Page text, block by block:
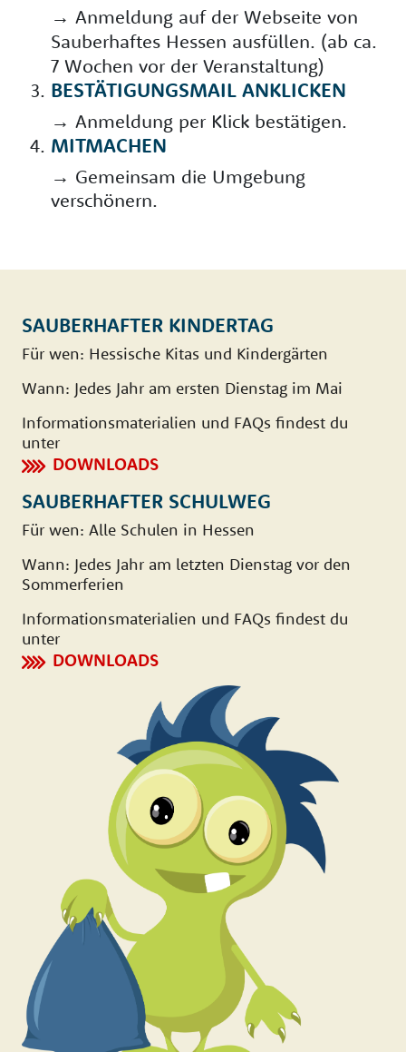
→ Anmeldung auf der Webseite von
Sauberhaftes Hessen ausfüllen. (ab ca.
7 Wochen vor der Veranstaltung)
BESTÄTIGUNGSMAIL ANKLICKEN
→ Anmeldung per Klick bestätigen.
MITMACHEN
→ Gemeinsam die Umgebung
verschönern.
SAUBERHAFTER KINDERTAG
Für wen: Hessische Kitas und Kindergärten
Wann: Jedes Jahr am ersten Dienstag im Mai
Informationsmaterialien und FAQs findest du
unter
DOWNLOADS
SAUBERHAFTER SCHULWEG
Für wen: Alle Schulen in Hessen
Wann: Jedes Jahr am letzten Dienstag vor den
Sommerferien
Informationsmaterialien und FAQs findest du
unter
DOWNLOADS